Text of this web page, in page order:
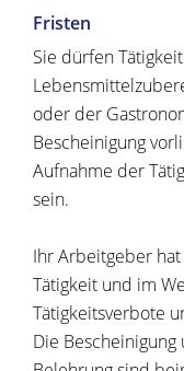
Fristen
Sie dürfen
oder der
Bescheinigung
Aufnahme der
sein.
Ihr Arbeitgeber
Tätigkeit und im
Tätigkeitsverbote
Die